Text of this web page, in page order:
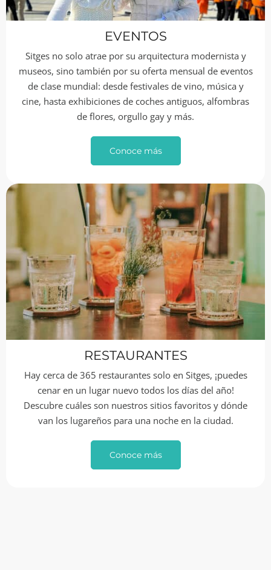
EVENTOS
Sitges no solo atrae por su arquitectura modernista y
museos, sino también por su oferta mensual de eventos
de clase mundial: desde festivales de vino, música y
cine, hasta exhibiciones de coches antiguos, alfombras
de flores, orgullo gay y más.
Conoce más
RESTAURANTES
Hay cerca de 365 restaurantes solo en Sitges, ¡puedes
cenar en un lugar nuevo todos los días del año!
Descubre cuáles son nuestros sitios favoritos y dónde
van los lugareños para una noche en la ciudad.
Conoce más